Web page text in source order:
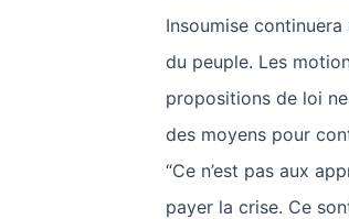
Insoumise
du peuple. Les
propositions de loi
des moyens pour
“Ce n’est pas aux
payer la crise. Ce